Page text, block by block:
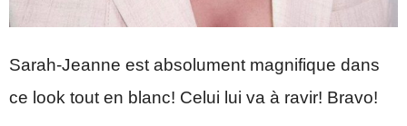
Sarah-Jeanne est absolument magnifique dans
ce look tout en blanc! Celui lui va à ravir! Bravo!